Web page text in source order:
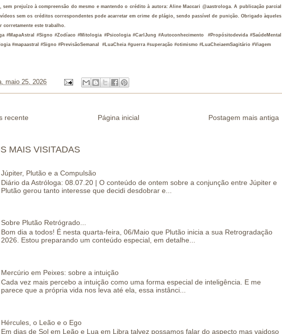
sem prejuízo à compreensão do mesmo e mantendo o crédito à autora: Aline Maccari @aastrologa. A publicação parcial
sem os créditos correspondentes pode acarretar em crime de plágio, sendo passível de punição. Obrigado àqueles
corretamente este trabalho.
#MapaAstral #Signo #Zodíaco #Mitologia #Psicologia #CarlJung #Autoconhecimento  #Propósitodevida #SaúdeMental
#mapaastral #Signo #PrevisãoSemanal  #LuaCheia #guerra #superação #otimismo #LuaCheiaemSagitário #Viagem
maio 25, 2026
recente Postagem mais antiga
Página inicial
MAIS VISITADAS
Júpiter, Plutão e a Compulsão
Diário da Astróloga: 08.07.20 | O conteúdo de ontem sobre a conjunção entre Júpiter e
Plutão gerou tanto interesse que decidi desdobrar e...
Sobre Plutão Retrógrado...
Bom dia a todos! É nesta quarta-feira, 06/Maio que Plutão inicia a sua Retrogradação
2026. Estou preparando um conteúdo especial, em detalhe...
Mercúrio em Peixes: sobre a intuição
Cada vez mais percebo a intuição como uma forma especial de inteligência. E me
parece que a própria vida nos leva até ela, essa instânci...
Hércules, o Leão e o Ego
Em dias de Sol em Leão e Lua em Libra talvez possamos falar do aspecto mas vaidoso